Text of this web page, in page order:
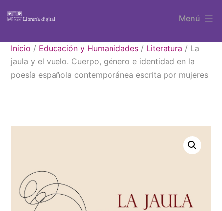
contenido
Libros
UAEM
Menú
Inicio / Educación y Humanidades / Literatura / La
jaula y el vuelo. Cuerpo, género e identidad en la
poesía española contemporánea escrita por mujeres